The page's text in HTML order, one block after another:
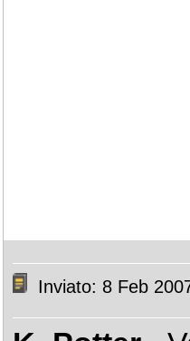
Inviato: 8 Feb